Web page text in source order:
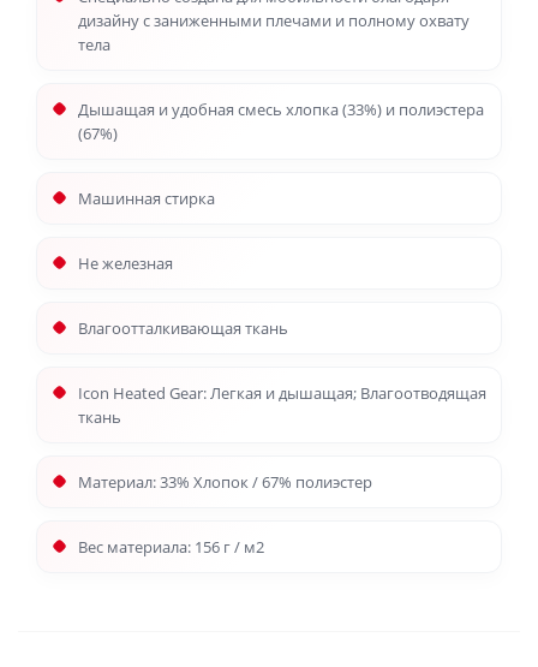
дизайну с заниженными плечами и полному охвату
тела
Дышащая и удобная смесь хлопка (33%) и полиэстера
(67%)
Машинная стирка
Не железная
Влагоотталкивающая ткань
Icon Heated Gear: Легкая и дышащая; Влагоотводящая
ткань
Материал: 33% Хлопок / 67% полиэстер
Вес материала: 156 г / м2